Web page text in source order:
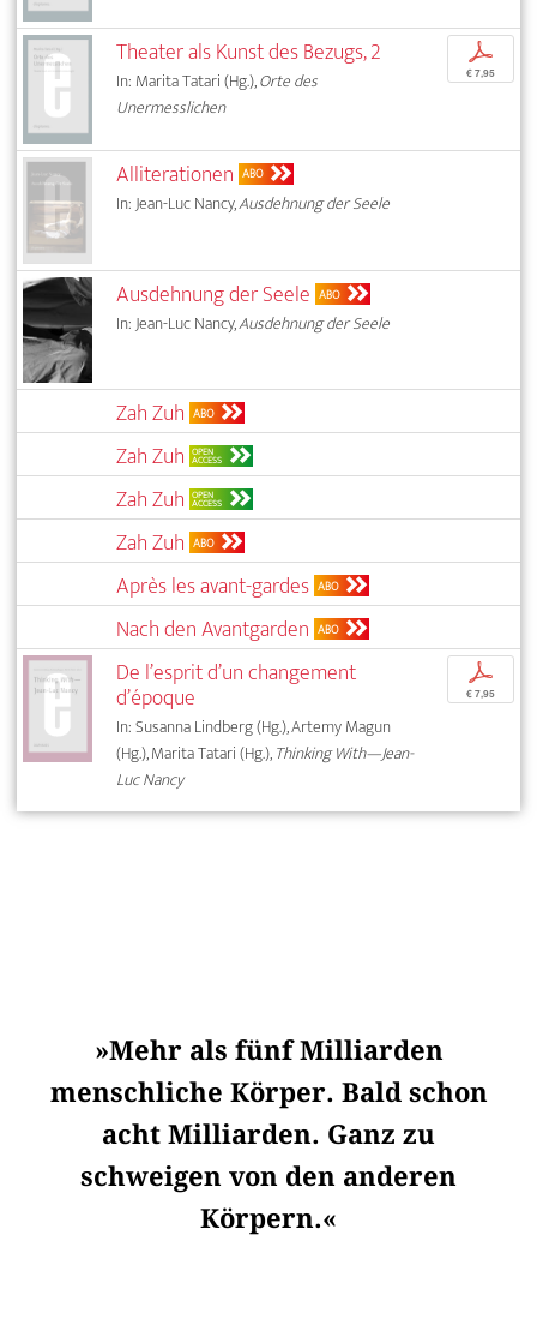
Theater als Kunst des Bezugs, 2
In: Marita Tatari (Hg.),Orte des
Unermesslichen
p
€ 7,95
Alliterationen ABO
In: Jean-Luc Nancy,Ausdehnung der Seele
Ausdehnung der Seele ABO
In: Jean-Luc Nancy,Ausdehnung der Seele
Zah Zuh ABO
Zah Zuh OPEN
ACCESS
Zah Zuh OPEN
ACCESS
Zah Zuh ABO
Après les avant-gardes ABO
Nach den Avantgarden ABO
De l’esprit d’un changement
d’époque
In: Susanna Lindberg (Hg.), Artemy Magun
(Hg.), Marita Tatari (Hg.),Thinking With—Jean-
Luc Nancy
p
€ 7,95
»Mehr als fünf Milliarden
menschliche Körper. Bald schon
acht Milliarden. Ganz zu
schweigen von den anderen
Körpern.«